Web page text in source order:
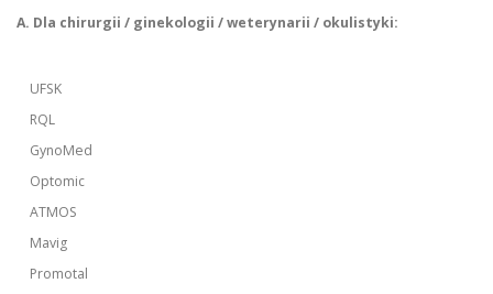
A. Dla chirurgii / ginekologii / weterynarii / okulistyki:
UFSK
RQL
GynoMed
Optomic
ATMOS
Mavig
Promotal